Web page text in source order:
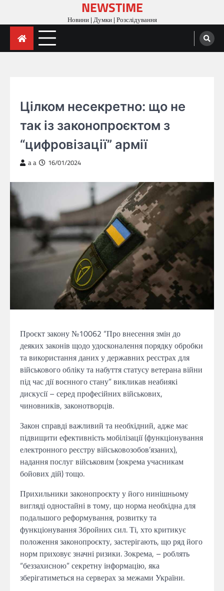
content
NEWSTIME
Новини | Думки | Розслідування
Цілком несекретно: що не
так із законопроєктом з
“цифровізації” армії
a a 16/01/2024
Проєкт закону №10062 “Про внесення змін до
деяких законів щодо удосконалення порядку обробки
та використання даних у державних реєстрах для
військового обліку та набуття статусу ветерана війни
під час дії воєнного стану” викликав неабиякі
дискусії – серед професійних військових,
чиновників, законотворців.
Закон справді важливий та необхідний, адже має
підвищити ефективність мобілізації (функціонування
електронного реєстру військовозобов’язаних),
надання послуг військовим (зокрема учасникам
бойових дій) тощо.
Прихильники законопроєкту у його нинішньому
вигляді одностайні в тому, що норма необхідна для
подальшого реформування, розвитку та
функціонування Збройних сил. Ті, хто критикує
положення законопроєкту, застерігають, що ряд його
норм приховує значні ризики. Зокрема, – роблять
“беззахисною” секретну інформацію, яка
зберігатиметься на серверах за межами України.